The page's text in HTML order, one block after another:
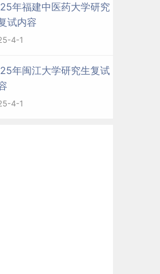
年福建中医药大学研究
试内容
4-1
年闽江大学研究生复试
4-1